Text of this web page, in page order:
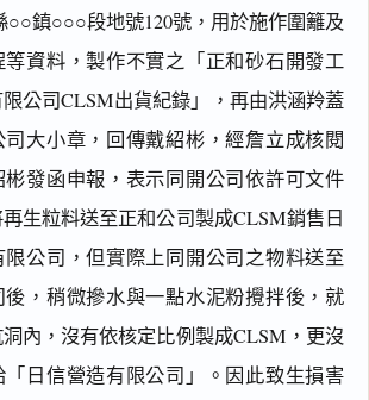
○○鎮○○○段地號120號，用於施作圍籬及
等資料，製作不實之「正和砂石開發工
公司CLSM出貨紀錄」，再由洪涵羚蓋
司大小章，回傳戴紹彬，經詹立成核閱
彬發函申報，表示同開公司依許可文件
生粒料送至正和公司製成CLSM銷售日
公司，但實際上同開公司之物料送至
後，稍微摻水與一點水泥粉攪拌後，就
內，沒有依核定比例製成CLSM，更沒
「日信營造有限公司」。因此致生損害
紋
（關
閉＝
純淨
白
底）